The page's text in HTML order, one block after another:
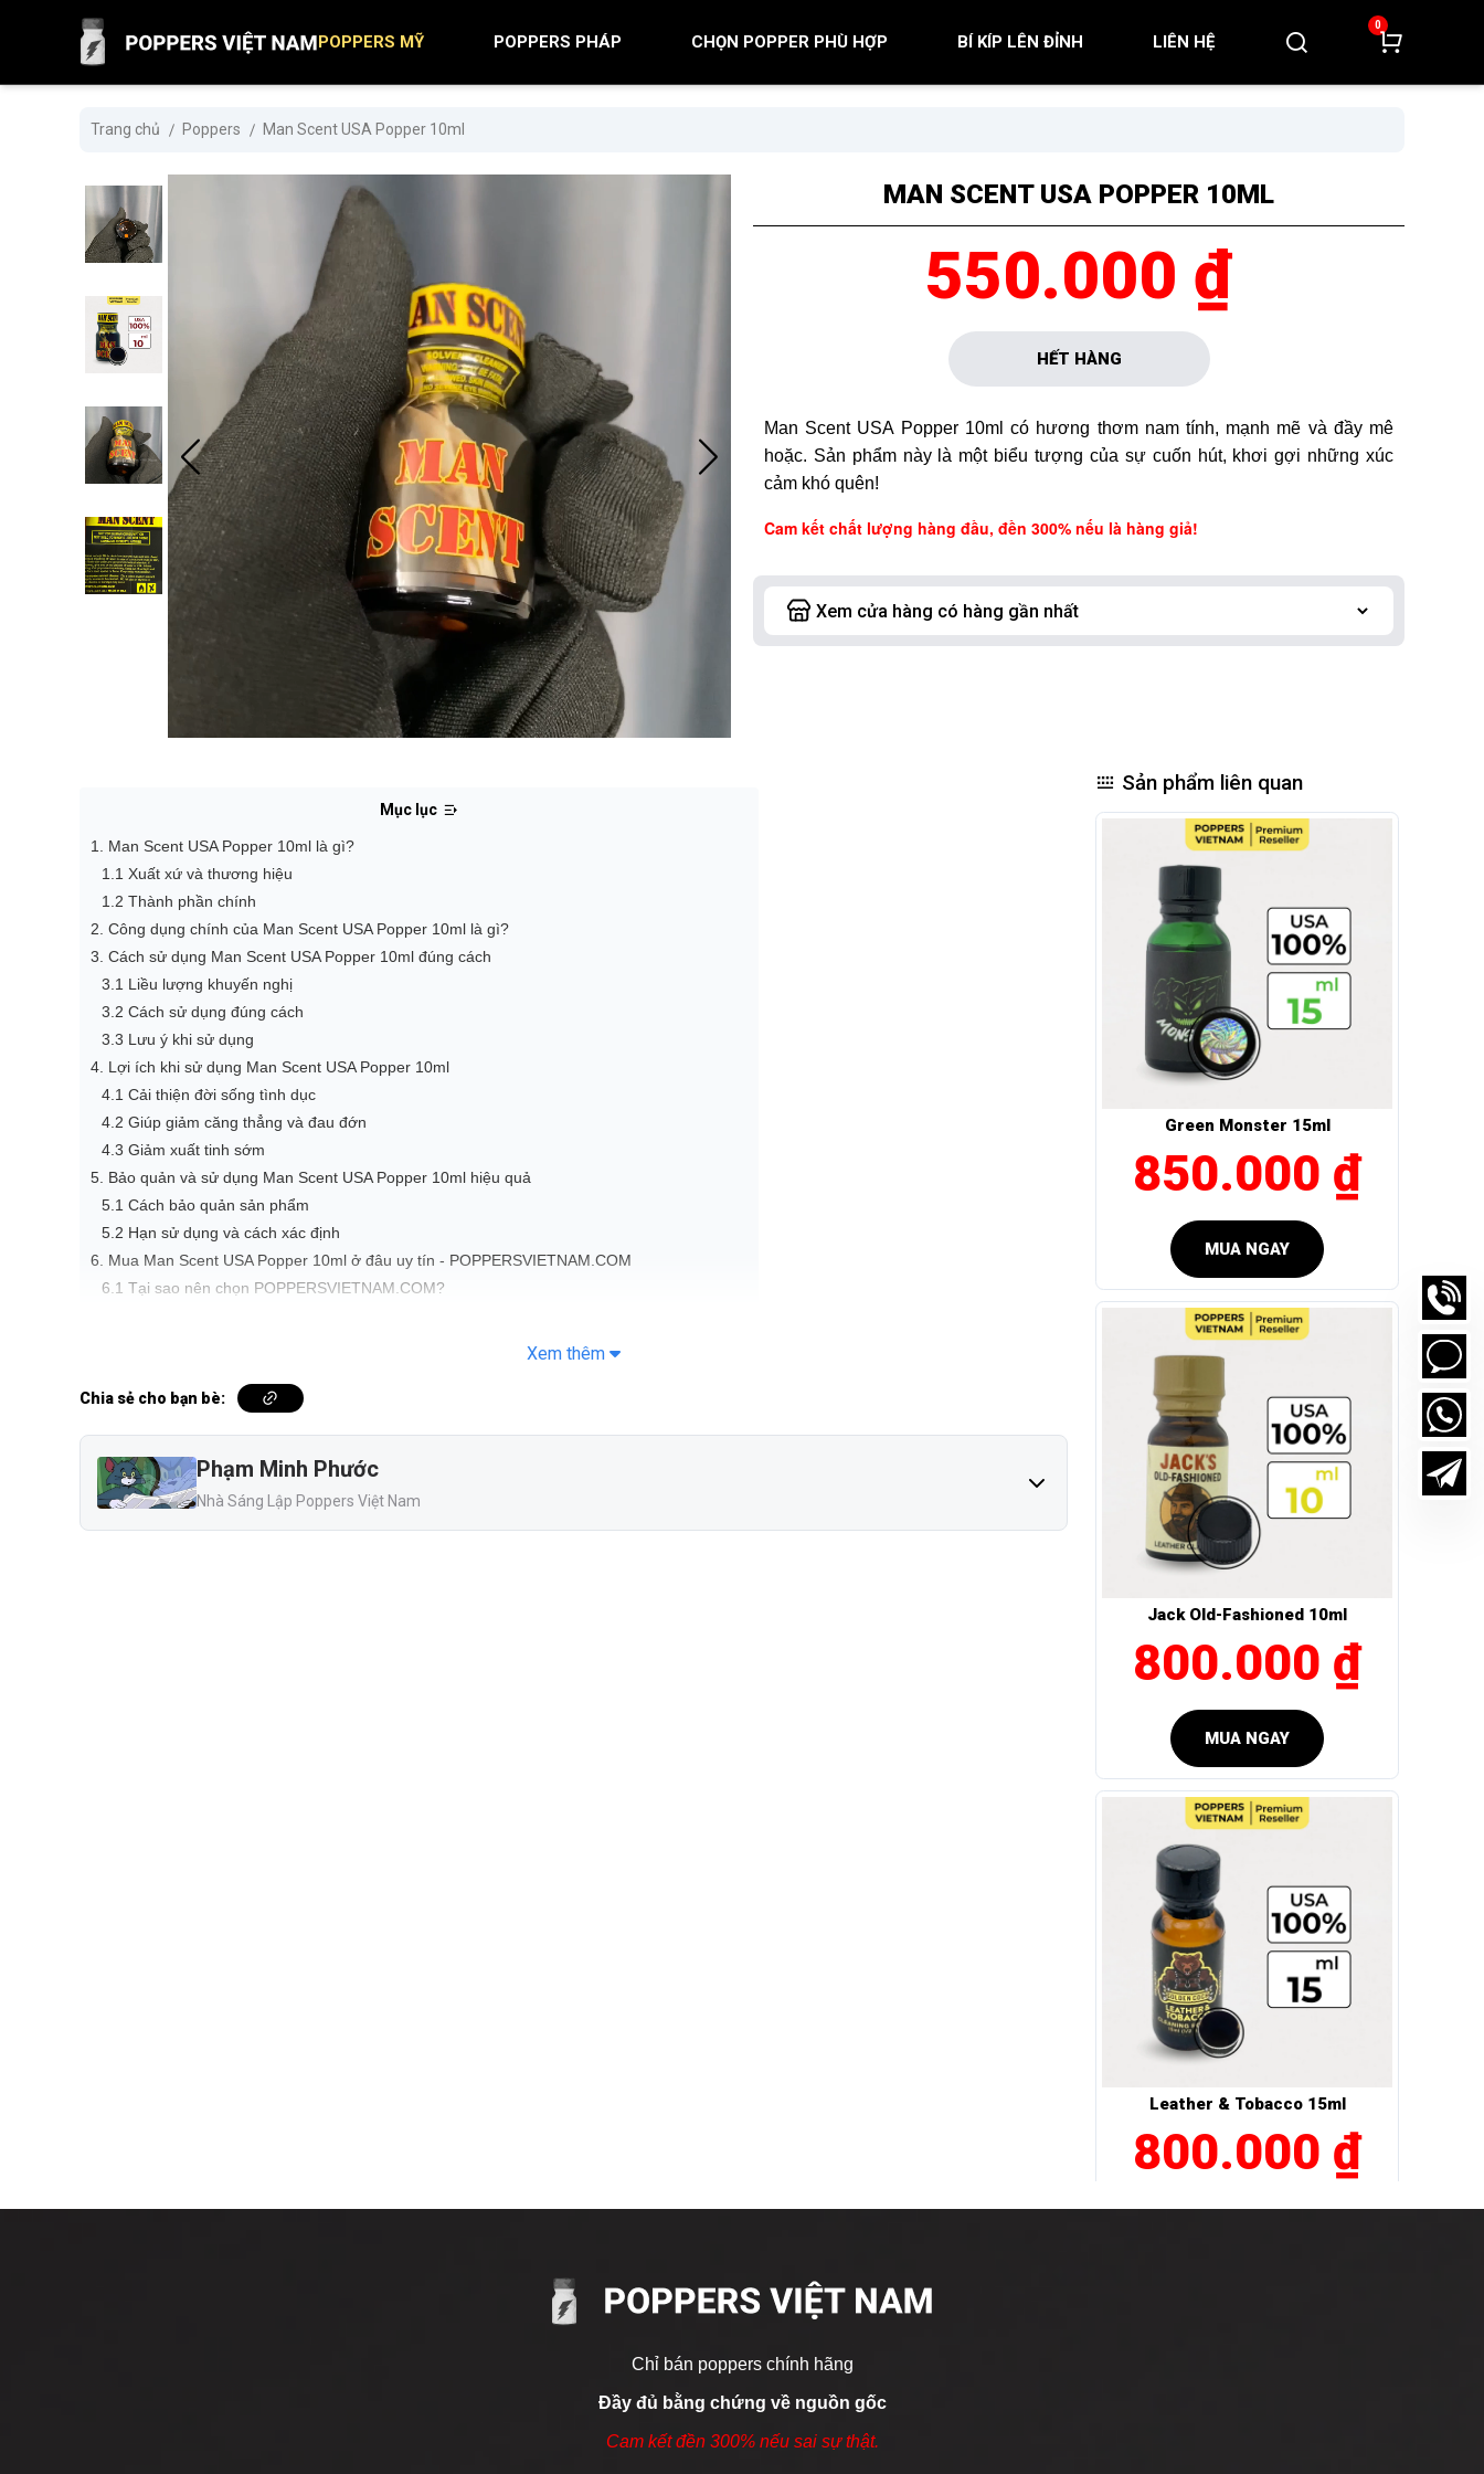
POPPERS MỸ POPPERS PHÁP CHỌN POPPER PHÙ HỢP BÍ KÍP LÊN ĐỈNH LIÊN HỆ
0
Trang chủ Poppers Man Scent USA Popper 10ml
MAN SCENT USA POPPER 10ML
550.000 ₫
HẾT HÀNG
Man Scent USA Popper 10ml có hương thơm nam tính, mạnh mẽ và đầy mê
hoặc. Sản phẩm này là một biểu tượng của sự cuốn hút, khơi gợi những xúc
cảm khó quên!
Cam kết chất lượng hàng đầu, đền 300% nếu là hàng giả!
Mục lục
1. Man Scent USA Popper 10ml là gì?
1.1 Xuất xứ và thương hiệu
1.2 Thành phần chính
2. Công dụng chính của Man Scent USA Popper 10ml là gì?
3. Cách sử dụng Man Scent USA Popper 10ml đúng cách
3.1 Liều lượng khuyến nghị
3.2 Cách sử dụng đúng cách
3.3 Lưu ý khi sử dụng
4. Lợi ích khi sử dụng Man Scent USA Popper 10ml
4.1 Cải thiện đời sống tình dục
4.2 Giúp giảm căng thẳng và đau đớn
4.3 Giảm xuất tinh sớm
5. Bảo quản và sử dụng Man Scent USA Popper 10ml hiệu quả
5.1 Cách bảo quản sản phẩm
5.2 Hạn sử dụng và cách xác định
6. Mua Man Scent USA Popper 10ml ở đâu uy tín - POPPERSVIETNAM.COM
6.1 Tại sao nên chọn POPPERSVIETNAM.COM?
Thanh toán thế nào để nhanh chóng & an toàn nhất khi mua Man Scent USA Popper 10ml?
Mua Man Scent USA Popper 10ml ở đâu để đảm bảo chính hãng?
1. Man Scent USA Popper 10ml là gì?
Thành phần chính của Man Scent 10ml chính hãng là Isobutyl Nitrite (i-BuNO2), một hợp chất hóa học được biết đến với tác
Xem thêm
Chia sẻ cho bạn bè:
Phạm Minh Phước
Nhà Sáng Lập Poppers Việt Nam
Sản phẩm liên quan
Green Monster 15ml
850.000 ₫
MUA NGAY
Jack Old-Fashioned 10ml
800.000 ₫
MUA NGAY
Leather & Tobacco 15ml
800.000 ₫
Chỉ bán poppers chính hãng
Đầy đủ bằng chứng về nguồn gốc
Cam kết đền 300% nếu sai sự thật.